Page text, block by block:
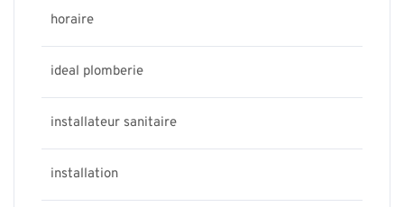
horaire
ideal plomberie
installateur sanitaire
installation